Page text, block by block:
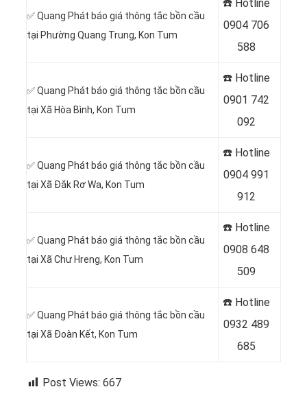
✅ Quang Phát báo giá thông tắc bồn cầu
tại Phường Quang Trung, Kon Tum
☎️ Hotline
0904 706
588
✅ Quang Phát báo giá thông tắc bồn cầu
tại Xã Hòa Bình, Kon Tum
☎️ Hotline
0901 742
092
✅ Quang Phát báo giá thông tắc bồn cầu
tại Xã Đắk Rơ Wa, Kon Tum
☎️ Hotline
0904 991
912
✅ Quang Phát báo giá thông tắc bồn cầu
tại Xã Chư Hreng, Kon Tum
☎️ Hotline
0908 648
509
✅ Quang Phát báo giá thông tắc bồn cầu
tại Xã Đoàn Kết, Kon Tum
☎️ Hotline
0932 489
685
Post Views: 667